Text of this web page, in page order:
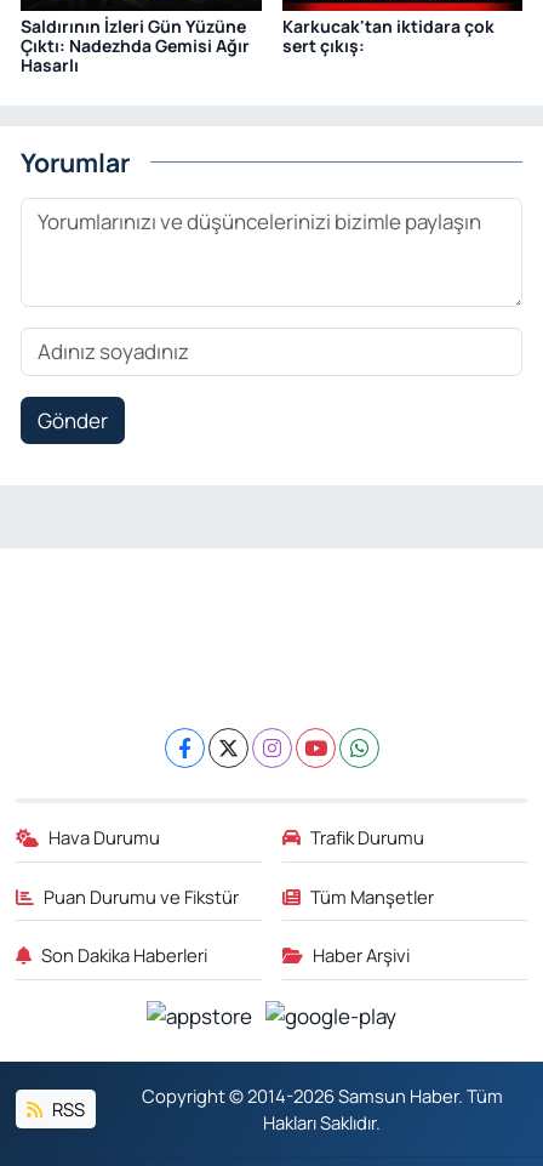
Saldırının İzleri Gün Yüzüne
Çıktı: Nadezhda Gemisi Ağır
Hasarlı
Karkucak'tan iktidara çok
sert çıkış:
Yorumlar
Gönder
Hava Durumu Trafik Durumu
Puan Durumu ve Fikstür Tüm Manşetler
Son Dakika Haberleri Haber Arşivi
RSS
Copyright © 2014-2026 Samsun Haber. Tüm
Hakları Saklıdır.